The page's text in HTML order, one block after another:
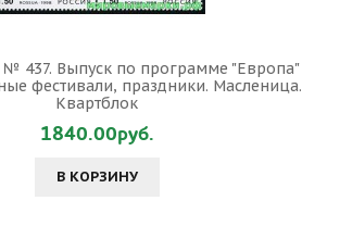
№ 437. Выпуск по программе "Европа"
фестивали, праздники. Масленица.
Квартблок
1840.00руб.
В КОРЗИНУ